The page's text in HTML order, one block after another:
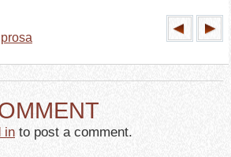
in to post a comment.